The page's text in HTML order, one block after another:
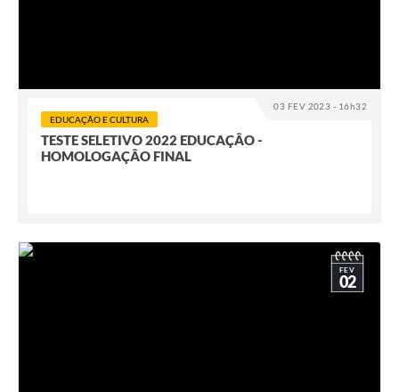
03 FEV 2023 - 16h32
EDUCAÇÃO E CULTURA
TESTE SELETIVO 2022 EDUCAÇÂO -
HOMOLOGAÇÂO FINAL
FEV
02